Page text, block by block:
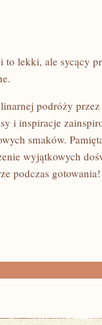
⁣lekki, ale sycący‌
podróży
i inspiracje
smaków.
​wyjątkowych
podczas